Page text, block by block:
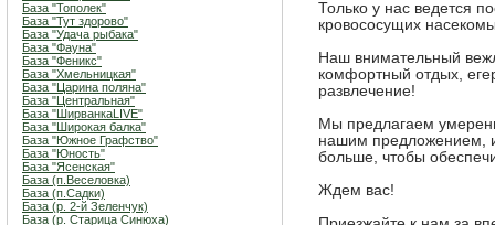
База "Тополек"
База "Тут здорово"
База "Удача рыбака"
База "Фауна"
База "Феникс"
База "Хмельницкая"
База "Царина поляна"
База "Центральная"
База "ШирванкаLIVE"
База "Широкая балка"
База "Южное Графство"
База "Юность"
База "Ясенская"
База (п.Веселовка)
База (п.Садки)
База (р. 2-й Зеленчук)
База (р. Старица Синюха)
Только у нас ведется
кровососущих
Наш внимательный
комфортный отдых,
развлечение!
Мы предлагаем
нашим предложением,
больше, чтобы
Ждем вас!